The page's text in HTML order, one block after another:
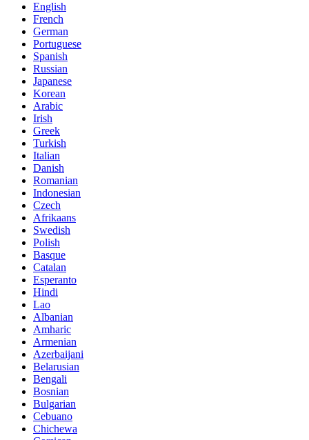
English
French
German
Portuguese
Spanish
Russian
Japanese
Korean
Arabic
Irish
Greek
Turkish
Italian
Danish
Romanian
Indonesian
Czech
Afrikaans
Swedish
Polish
Basque
Catalan
Esperanto
Hindi
Lao
Albanian
Amharic
Armenian
Azerbaijani
Belarusian
Bengali
Bosnian
Bulgarian
Cebuano
Chichewa